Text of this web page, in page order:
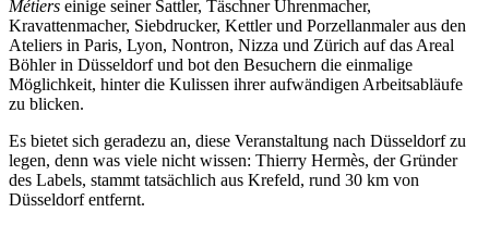
Métiers einige seiner Sattler, Täschner Uhrenmacher,
Kravattenmacher, Siebdrucker, Kettler und Porzellanmaler aus den
Ateliers in Paris, Lyon, Nontron, Nizza und Zürich auf das Areal
Böhler in Düsseldorf und bot den Besuchern die einmalige
Möglichkeit, hinter die Kulissen ihrer aufwändigen Arbeitsabläufe
zu blicken.
Es bietet sich geradezu an, diese Veranstaltung nach Düsseldorf zu
legen, denn was viele nicht wissen: Thierry Hermès, der Gründer
des Labels, stammt tatsächlich aus Krefeld, rund 30 km von
Düsseldorf entfernt.